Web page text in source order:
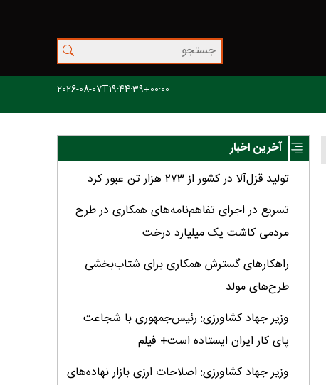
2026-08-07T19:44:39+00:00
آخرین اخبار
تولید قزل‌آلا در کشور از ۲۷۳ هزار تن عبور کرد
تسریع در اجرای تفاهم‌نامه‌های همکاری در طرح
مردمی کاشت یک میلیارد درخت
راهکارهای گسترش همکاری برای شتاب‌بخشی
طرح‌های مولد
وزیر جهاد کشاورزی: رئیس‌جمهوری با شجاعت
پای کار ایران ایستاده است+ فیلم
وزیر جهاد کشاورزی: اصلاحات ارزی بازار نهاده‌های